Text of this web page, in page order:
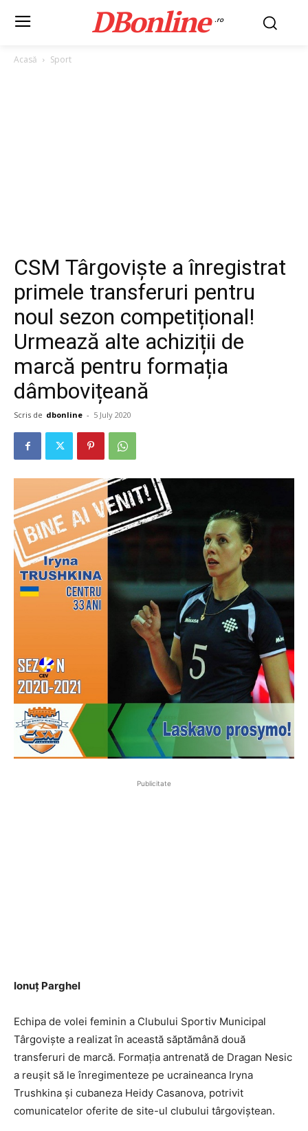
DBonline .ro
Acasă Sport
CSM Târgoviște a înregistrat
primele transferuri pentru
noul sezon competițional!
Urmează alte achiziții de
marcă pentru formația
dâmbovițeană
Scris de dbonline - 5 July 2020
Publicitate
Ionuț Parghel
Echipa de volei feminin a Clubului Sportiv Municipal
Târgoviște a realizat în această săptămână două
transferuri de marcă. Formația antrenată de Dragan Nesic
a reușit să le înregimenteze pe ucraineanca Iryna
Trushkina și cubaneza Heidy Casanova, potrivit
comunicatelor oferite de site-ul clubului târgoviștean.